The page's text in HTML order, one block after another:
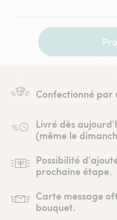
Confectionné par
Livré dès
(même le
Possibilité
prochaine étape.
Carte message
bouquet.